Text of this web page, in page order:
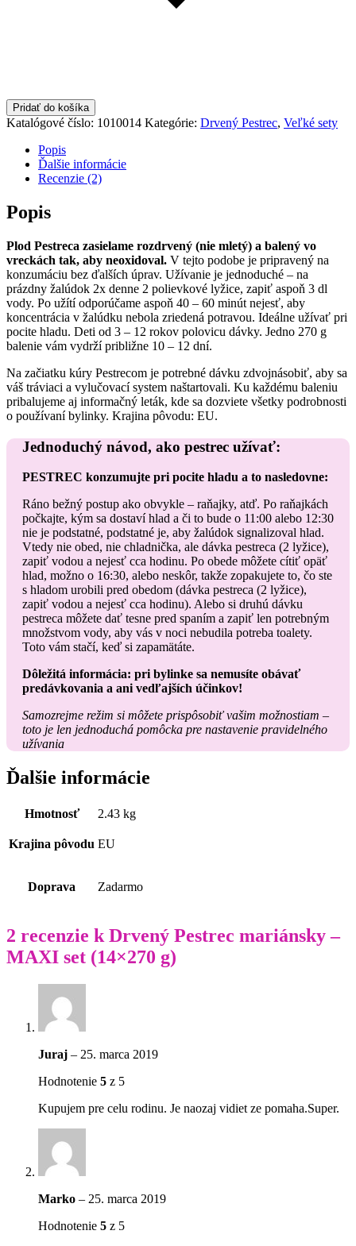
Pridať do košíka
Katalógové číslo: 1010014 Kategórie: Drvený Pestrec, Veľké sety
Popis
Ďalšie informácie
Recenzie (2)
Popis
Plod Pestreca zasielame rozdrvený (nie mletý) a balený vo
vreckách tak, aby neoxidoval. V tejto podobe je pripravený na
konzumáciu bez ďalších úprav. Užívanie je jednoduché – na
prázdny žalúdok 2x denne 2 polievkové lyžice, zapiť aspoň 3 dl
vody. Po užítí odporúčame aspoň 40 – 60 minút nejesť, aby
koncentrácia v žalúdku nebola zriedená potravou. Ideálne užívať pri
pocite hladu. Deti od 3 – 12 rokov polovicu dávky. Jedno 270 g
balenie vám vydrží približne 10 – 12 dní.
Na začiatku kúry Pestrecom je potrebné dávku zdvojnásobiť, aby sa
váš tráviaci a vylučovací system naštartovali. Ku každému baleniu
pribalujeme aj informačný leták, kde sa dozviete všetky podrobnosti
o používaní bylinky. Krajina pôvodu: EU.
Jednoduchý návod, ako pestrec užívať:
PESTREC konzumujte pri pocite hladu a to nasledovne:
Ráno bežný postup ako obvykle – raňajky, atď. Po raňajkách
počkajte, kým sa dostaví hlad a či to bude o 11:00 alebo 12:30
nie je podstatné, podstatné je, aby žalúdok signalizoval hlad.
Vtedy nie obed, nie chladnička, ale dávka pestreca (2 lyžice),
zapiť vodou a nejesť cca hodinu. Po obede môžete cítiť opäť
hlad, možno o 16:30, alebo neskôr, takže zopakujete to, čo ste
s hladom urobili pred obedom (dávka pestreca (2 lyžice),
zapiť vodou a nejesť cca hodinu). Alebo si druhú dávku
pestreca môžete dať tesne pred spaním a zapiť len potrebným
množstvom vody, aby vás v noci nebudila potreba toalety.
Toto vám stačí, keď si zapamätáte.
Dôležitá informácia: pri bylinke sa nemusíte obávať
predávkovania a ani vedľajších účinkov!
Samozrejme režim si môžete prispôsobiť vašim možnostiam –
toto je len jednoduchá pomôcka pre nastavenie pravidelného
užívania
Ďalšie informácie
Hmotnosť 2.43 kg
Krajina pôvodu EU
Doprava Zadarmo
2 recenzie k Drvený Pestrec mariánsky –
MAXI set (14×270 g)
Juraj – 25. marca 2019
Hodnotenie 5 z 5
Kupujem pre celu rodinu. Je naozaj vidiet ze pomaha.Super.
Marko – 25. marca 2019
Hodnotenie 5 z 5